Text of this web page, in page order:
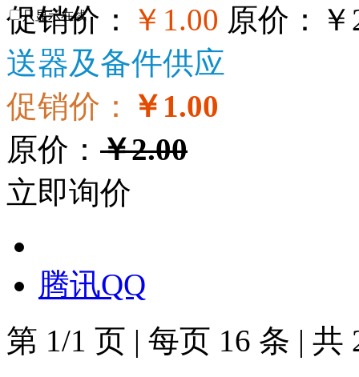
只显示在线
促销价：
￥1.00 原价：
送器及备件供应
促销价：
￥1.00
原价： ￥2.00
立即询价
腾讯QQ
第 1/1 页 | 每页 16 条 | 共